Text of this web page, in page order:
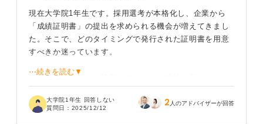
現在大学院1年生です。採用選考が本格化し、企業から
「成績証明書」の提出を求められる機会が増えてきまし
た。そこで、どのタイミングで発行された証明書を用意
すべきか迷っています。
過去に体調を崩した時期もあったり、成績が良くなかっ
⋯続きを読む▼
大学院1年生 回答しない
質問日： 2025/12/12 2 人のアドバイザーが回答